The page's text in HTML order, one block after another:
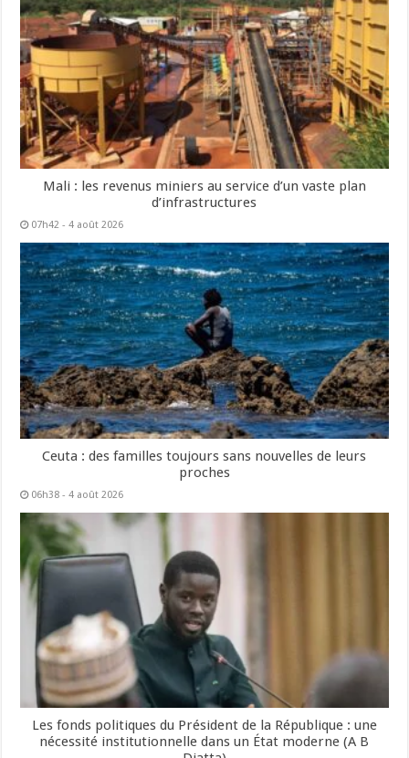
Mali : les revenus miniers au service d’un vaste plan
d’infrastructures
07h42 - 4 août 2026
Ceuta : des familles toujours sans nouvelles de leurs
proches
06h38 - 4 août 2026
Les fonds politiques du Président de la République : une
nécessité institutionnelle dans un État moderne (A B